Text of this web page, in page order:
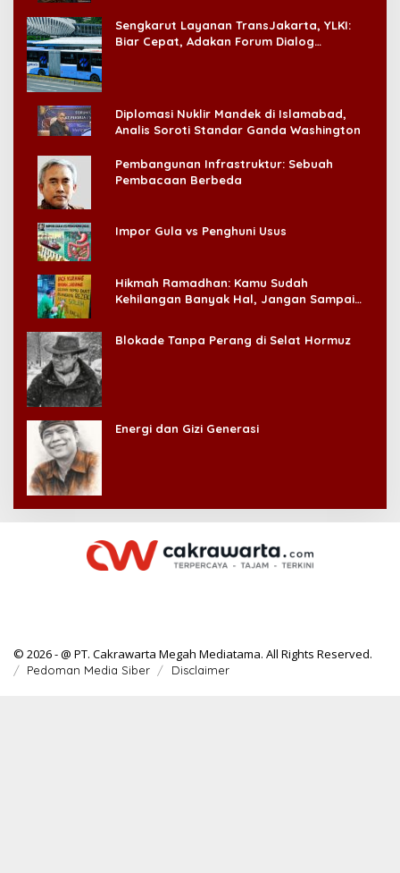
Sengkarut Layanan TransJakarta, YLKI:
Biar Cepat, Adakan Forum Dialog
Diplomasi Nuklir Mandek di Islamabad,
Analis Soroti Standar Ganda Washington
Pembangunan Infrastruktur: Sebuah
Pembacaan Berbeda
Impor Gula vs Penghuni Usus
Hikmah Ramadhan: Kamu Sudah
Kehilangan Banyak Hal, Jangan Sampai
Blokade Tanpa Perang di Selat Hormuz
Energi dan Gizi Generasi
© 2026 - @ PT. Cakrawarta Megah Mediatama. All Rights Reserved.
Pedoman Media Siber Disclaimer